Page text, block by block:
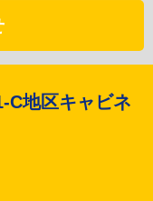
C地区キャビネ